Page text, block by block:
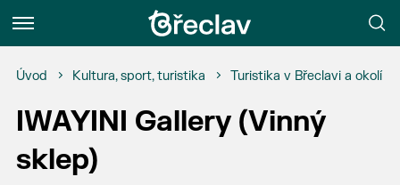
Menu
Úvod Kultura, sport, turistika Turistika v Břeclavi a okolí
IWAYINI Gallery (Vinný
sklep)